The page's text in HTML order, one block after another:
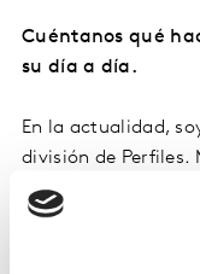
Cuéntanos qué
su día a día.
En la actualidad,
división de Perfiles.
predecir con
plazos de los